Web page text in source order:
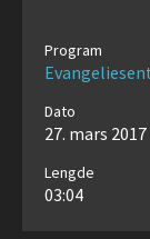
Program
Dato
27. mars 2017
Lengde
03:04